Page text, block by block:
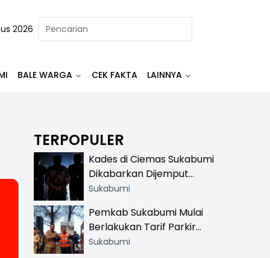
2026
BALE WARGA CEK FAKTA LAINNYA
TERPOPULER
Kades di Ciemas Sukabumi
Dikabarkan Dijemput
Satnarkoba, Polisi
Sukabumi
Pemkab Sukabumi Mulai
Berlakukan Tarif Parkir
Resmi di 13 Lokasi Wisata,
Sukabumi